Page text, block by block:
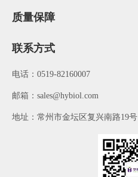
质量保障
联系方式
电话：0519-82160007
​邮箱： sales@hybiol.com
地址：常州市金坛区复兴南路19号